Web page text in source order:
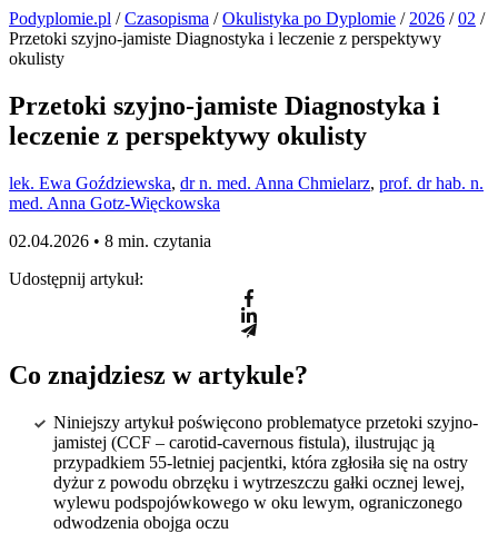
Podyplomie.pl /Czasopisma /Okulistyka po Dyplomie / 2026 /02 /
Przetoki szyjno-jamiste Diagnostyka i leczenie z perspektywy
okulisty
Przetoki szyjno-jamiste Diagnostyka i
leczenie z perspektywy okulisty
lek. Ewa Goździewska, dr n. med. Anna Chmielarz, prof. dr hab. n.
med. Anna Gotz-Więckowska
02.04.2026 • 8 min. czytania
Udostępnij artykuł:
Co znajdziesz w artykule?
Niniejszy artykuł poświęcono problematyce przetoki szyjno-
jamistej (CCF – carotid-cavernous fistula), ilustrując ją
przypadkiem 55-letniej pacjentki, która zgłosiła się na ostry
dyżur z powodu obrzęku i wytrzeszczu gałki ocznej lewej,
wylewu podspojówkowego w oku lewym, ograniczonego
odwodzenia obojga oczu